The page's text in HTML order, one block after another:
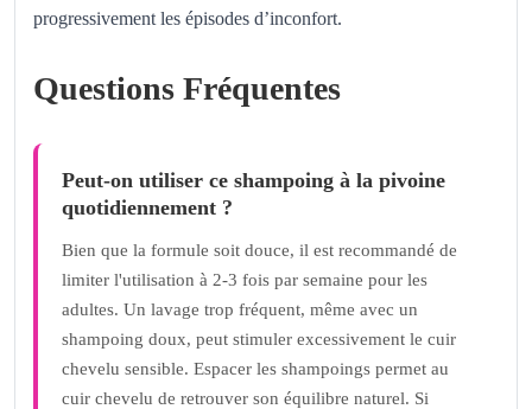
progressivement les épisodes d’inconfort.
Questions Fréquentes
Peut-on utiliser ce shampoing à la pivoine
quotidiennement ?
Bien que la formule soit douce, il est recommandé de
limiter l'utilisation à 2-3 fois par semaine pour les
adultes. Un lavage trop fréquent, même avec un
shampoing doux, peut stimuler excessivement le cuir
chevelu sensible. Espacer les shampoings permet au
cuir chevelu de retrouver son équilibre naturel. Si